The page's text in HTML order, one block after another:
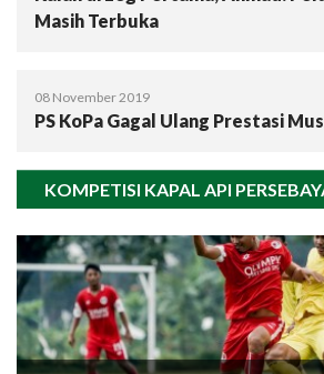
Masih Terbuka
08 November 2019
PS KoPa Gagal Ulang Prestasi
KOMPETISI KAPAL API